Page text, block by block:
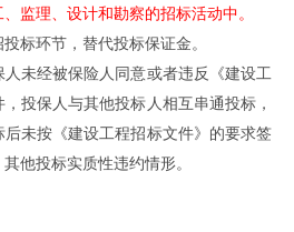
监理、设计和勘察的招标活动中。
标环节，替代投标保证金。
未经被保险人同意或者违反《建设工
投保人与其他投标人相互串通投标，
未按《建设工程招标文件》的要求签
他投标实质性违约情形。